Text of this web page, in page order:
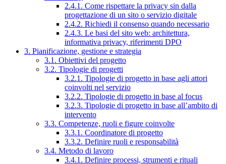
2.4.1. Come rispettare la privacy sin dalla
progettazione di un sito o servizio digitale
2.4.2. Richiedi il consenso quando necessario
2.4.3. Le basi del sito web: architettura,
informativa privacy, riferimenti DPO
3. Pianificazione, gestione e strategia
3.1. Obiettivi del progetto
3.2. Tipologie di progetti
3.2.1. Tipologie di progetto in base agli attori
coinvolti nel servizio
3.2.2. Tipologie di progetto in base al focus
3.2.3. Tipologie di progetto in base all’ambito di
intervento
3.3. Competenze, ruoli e figure coinvolte
3.3.1. Coordinatore di progetto
3.3.2. Definire ruoli e responsabilità
3.4. Metodo di lavoro
3.4.1. Definire processi, strumenti e rituali